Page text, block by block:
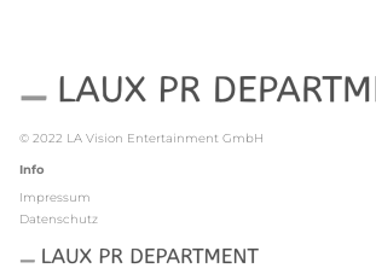
© 2022 LA Vision Entertainment GmbH
Info
Impressum
Datenschutz